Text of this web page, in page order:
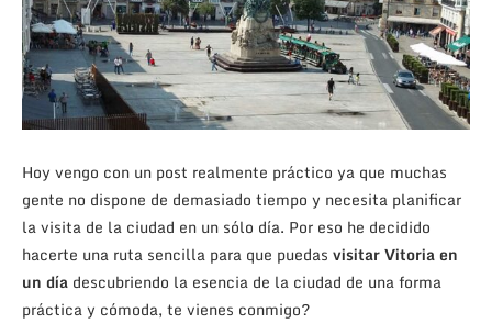
Hoy vengo con un post realmente práctico ya que muchas
gente no dispone de demasiado tiempo y necesita planificar
la visita de la ciudad en un sólo día. Por eso he decidido
hacerte una ruta sencilla para que puedas visitar Vitoria en
un día descubriendo la esencia de la ciudad de una forma
práctica y cómoda, te vienes conmigo?